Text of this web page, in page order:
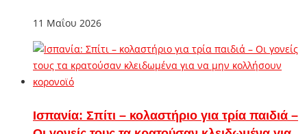
11 Μαΐου 2026
Ισπανία: Σπίτι – κολαστήριο για τρία παιδιά –